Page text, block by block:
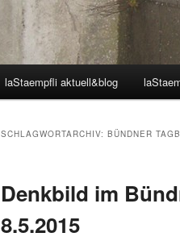
laStaempfli aktuell&blog
SCHLAGWORTARCHIV: BÜNDNER
Denkbild im
8.5.2015